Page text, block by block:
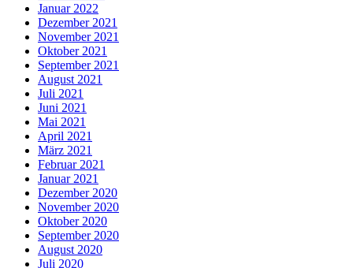
Januar 2022
Dezember 2021
November 2021
Oktober 2021
September 2021
August 2021
Juli 2021
Juni 2021
Mai 2021
April 2021
März 2021
Februar 2021
Januar 2021
Dezember 2020
November 2020
Oktober 2020
September 2020
August 2020
Juli 2020